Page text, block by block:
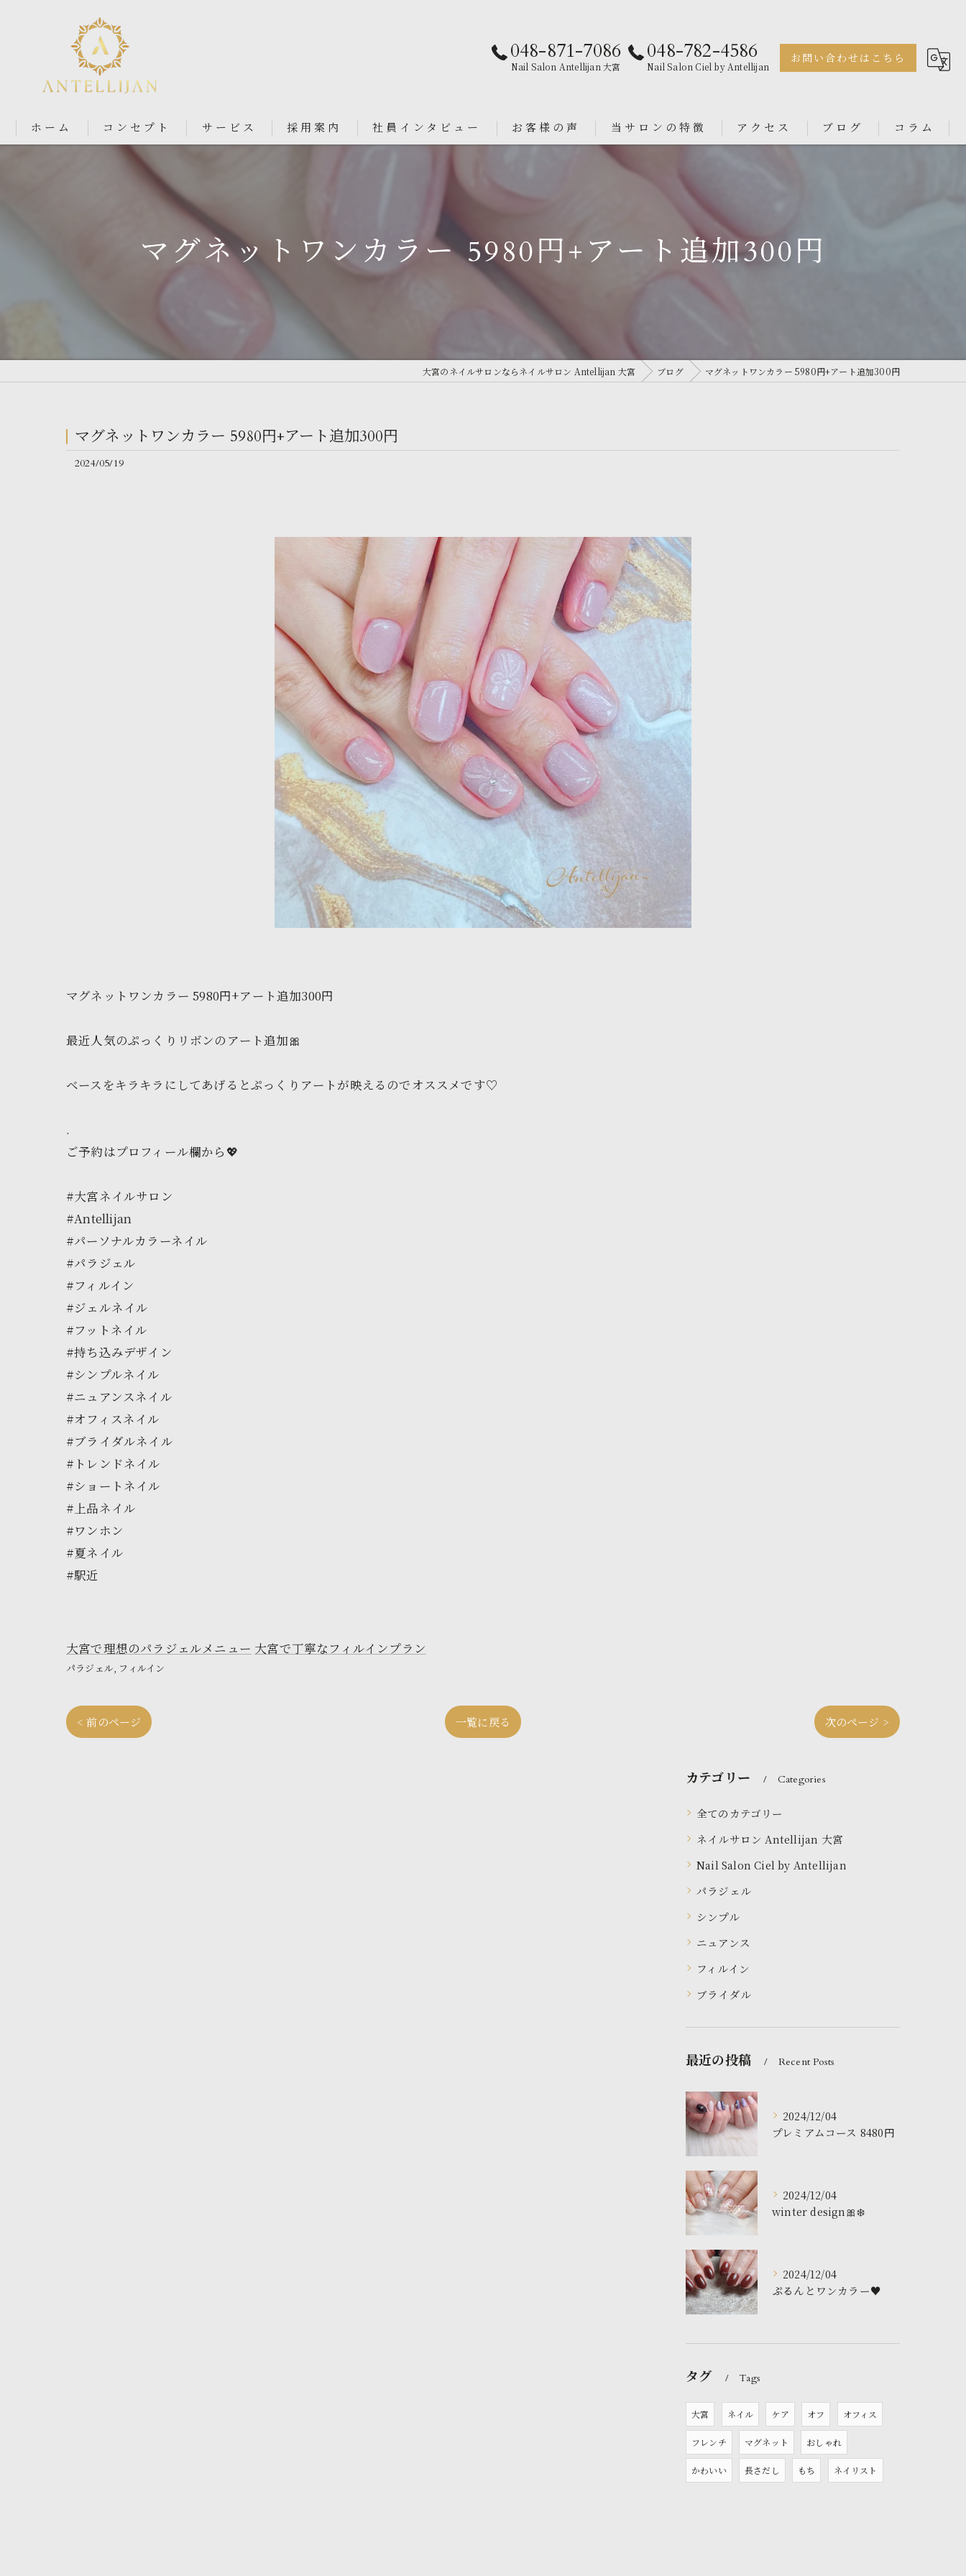
048-871-7086
Nail Salon Antellijan 大宮
048-782-4586
Nail Salon Ciel by Antellijan
お問い合わせはこちら
ホーム コンセプト サービス
Nail Salon Ciel By Antellijan
採用案内 社員インタビュー お客様の声 当サロンの特徴
パラジェル
ニュアンス
アクセス ブログ コラム
マグネットワンカラー 5980円+アート追加300円
大宮のネイルサロンならネイルサロン Antellijan 大宮 ブログ マグネットワンカラー 5980円+アート追加300円
マグネットワンカラー 5980円+アート追加300円
2024/05/19
マグネットワンカラー 5980円+アート追加300円
最近人気のぷっくりリボンのアート追加🎀
ベースをキラキラにしてあげるとぷっくりアートが映えるのでオススメです♡
.
ご予約はプロフィール欄から💖
#大宮ネイルサロン
#Antellijan
#パーソナルカラーネイル
#パラジェル
#フィルイン
#ジェルネイル
#フットネイル
#持ち込みデザイン
#シンプルネイル
#ニュアンスネイル
#オフィスネイル
#ブライダルネイル
#トレンドネイル
#ショートネイル
#上品ネイル
#ワンホン
#夏ネイル
#駅近
大宮で理想のパラジェルメニュー 大宮で丁寧なフィルインプラン
パラジェル フィルイン
< 前のページ 一覧に戻る 次のページ >
カテゴリー Categories
全てのカテゴリー
ネイルサロン Antellijan 大宮
Nail Salon Ciel by Antellijan
パラジェル
シンプル
ニュアンス
フィルイン
ブライダル
最近の投稿 Recent Posts
2024/12/04
プレミアムコース 8480円
2024/12/04
winter design🎀❄️
2024/12/04
ぷるんとワンカラー♥️
タグ Tags
大宮 ネイル ケア オフ オフィス
フレンチ マグネット おしゃれ
かわいい 長さだし もち ネイリスト